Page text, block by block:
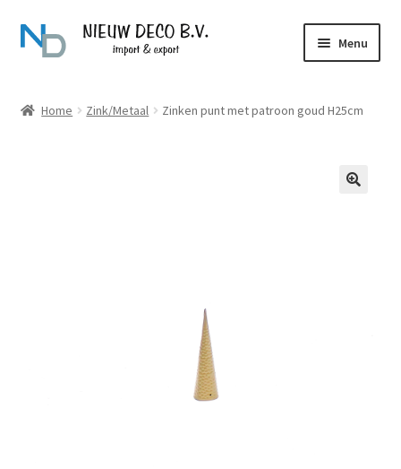
Ga
door
navigatie
Ga
naar
inhoud
Menu
Home Zink/Metaal Zinken punt met patroon goud H25cm